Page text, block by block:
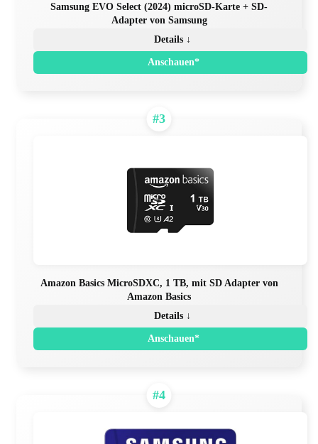
Samsung EVO Select (2024) microSD-Karte + SD-
Adapter von Samsung
Details ↓
Anschauen*
#3
Amazon Basics MicroSDXC, 1 TB, mit SD Adapter von
Amazon Basics
Details ↓
Anschauen*
#4